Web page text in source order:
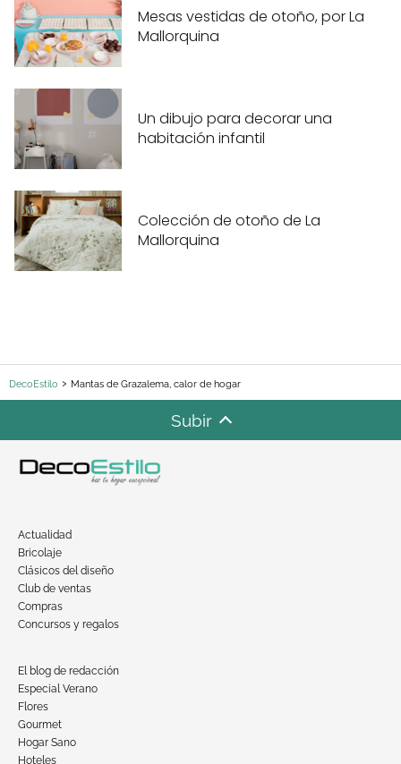
Mesas vestidas de otoño, por La
Mallorquina
Un dibujo para decorar una
habitación infantil
Colección de otoño de La
Mallorquina
DecoEstilo Mantas de Grazalema, calor de hogar
Subir
Actualidad
Bricolaje
Clásicos del diseño
Club de ventas
Compras
Concursos y regalos
El blog de redacción
Especial Verano
Flores
Gourmet
Hogar Sano
Hoteles